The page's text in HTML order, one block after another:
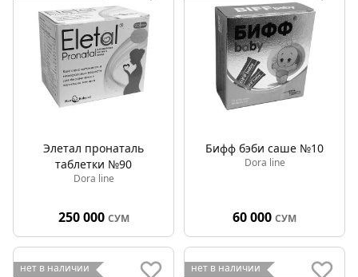
Элетал пронаталь
таблетки №90
Dora line
250 000 СУМ
Бифф бэби саше №10
Dora line
60 000 СУМ
нет в наличии нет в наличии